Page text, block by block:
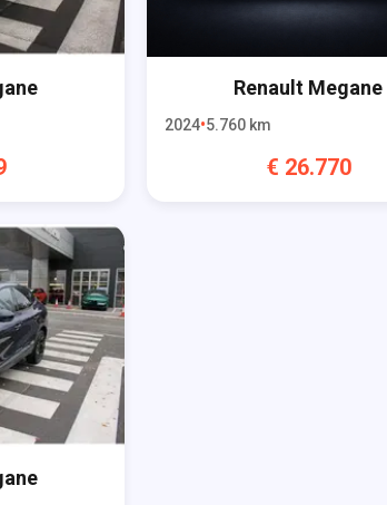
Renault Megane
2024 5.760 km
€ 26.770